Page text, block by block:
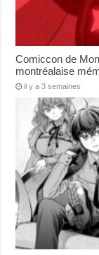
Comiccon de
montréalaise
il y a 3 semaines